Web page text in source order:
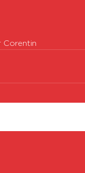
Corentin